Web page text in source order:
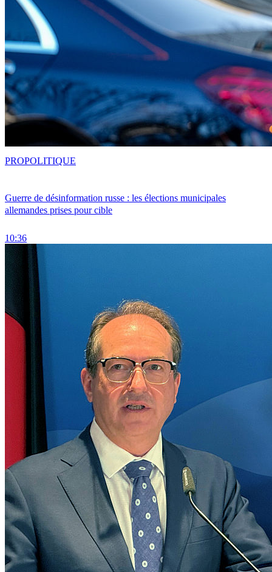
Guerre de désinformation russe : les élections municipales
allemandes prises pour cible
10:36
PROPOLITIQUE